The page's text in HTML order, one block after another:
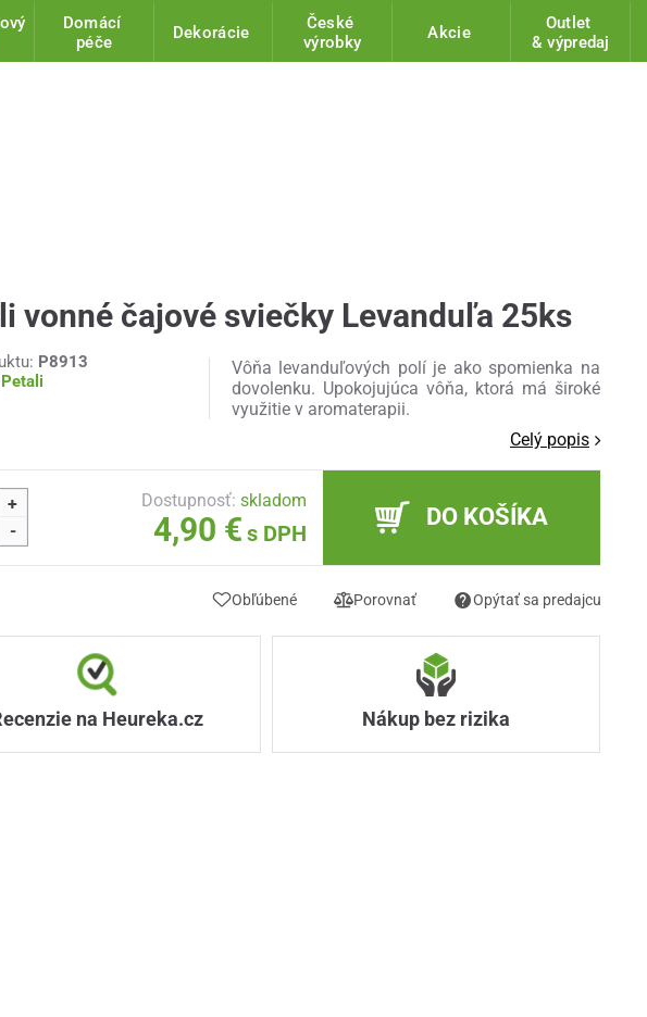
Domácí
péče
Dekorácie
České
výrobky
Akcie
Outlet
& výpredaj
vonné čajové sviečky Levanduľa 25ks
P8913
Petali
Vôňa levanduľových polí je ako spomienka na
dovolenku. Upokojujúca vôňa, ktorá má široké
využitie v aromaterapii.
Celý popis
+
-
Dostupnosť: skladom
4,90 € s DPH
DO KOŠÍKA
Obľúbené Porovnať Opýtať sa predajcu
na Heureka.cz Nákup bez rizika